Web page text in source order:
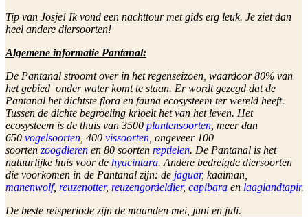
Tip van Josje! Ik vond een nachttour met gids erg leuk. Je ziet dan
heel andere diersoorten!
Algemene informatie Pantanal:
De Pantanal stroomt over in het regenseizoen, waardoor 80% van
het gebied onder water komt te staan. Er wordt gezegd dat de
Pantanal het dichtste flora en fauna ecosysteem ter wereld heeft.
Tussen de dichte begroeiing krioelt het van het leven. Het
ecosysteem is de thuis van 3500 plantensoorten , meer dan
650 vogelsoorten , 400 vissoorten , ongeveer 100
soorten zoogdieren en 80 soorten reptielen. De Pantanal is het
natuurlijke huis voor de hyacintara. Andere bedreigde diersoorten
die voorkomen in de Pantanal zijn: de jaguar, kaaiman,
manenwolf, reuzenotter, reuzengordeldier, capibara en laaglandtapir.
De beste reisperiode zijn de maanden mei, juni en juli.